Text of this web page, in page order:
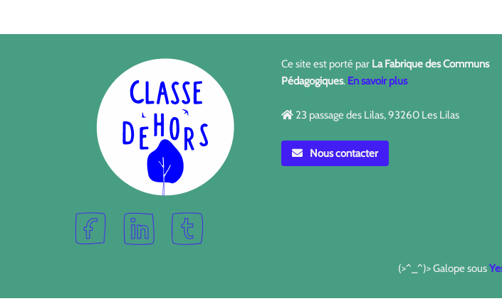
Ce site est porté par La Fabrique des Communs
Pédagogiques. En savoir plus
23 passage des Lilas, 93260 Les Lilas
Nous contacter
(>^_^)> Galope sous